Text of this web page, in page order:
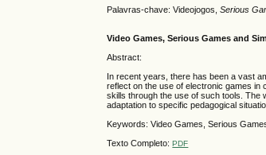
Palavras-chave: Videojogos,Serious
Video Games, Serious Games and
Abstract:
In recent years, there has been a vast
reflect on the use of electronic games
skills through the use of such tools. The
adaptation to specific pedagogical
Keywords: Video Games, Serious
Texto Completo:PDF